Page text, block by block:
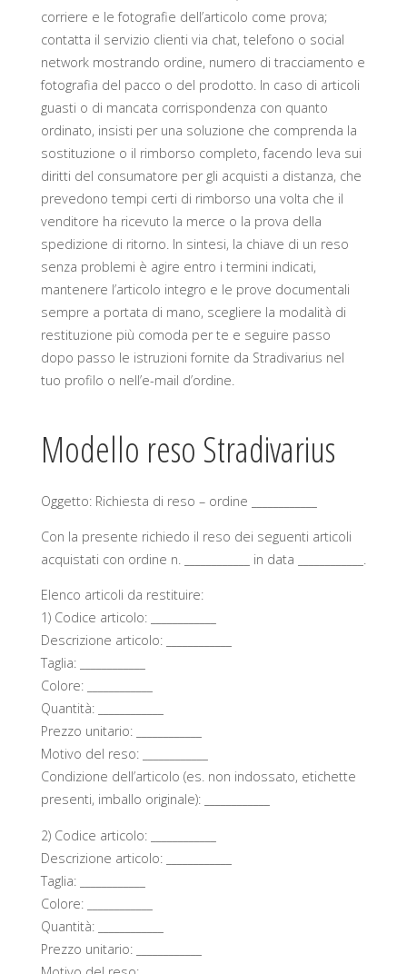
corriere e le fotografie dell’articolo come prova;
contatta il servizio clienti via chat, telefono o social
network mostrando ordine, numero di tracciamento e
fotografia del pacco o del prodotto. In caso di articoli
guasti o di mancata corrispondenza con quanto
ordinato, insisti per una soluzione che comprenda la
sostituzione o il rimborso completo, facendo leva sui
diritti del consumatore per gli acquisti a distanza, che
prevedono tempi certi di rimborso una volta che il
venditore ha ricevuto la merce o la prova della
spedizione di ritorno. In sintesi, la chiave di un reso
senza problemi è agire entro i termini indicati,
mantenere l’articolo integro e le prove documentali
sempre a portata di mano, scegliere la modalità di
restituzione più comoda per te e seguire passo
dopo passo le istruzioni fornite da Stradivarius nel
tuo profilo o nell’e-mail d’ordine.
Modello reso Stradivarius
Oggetto: Richiesta di reso – ordine ____________
Con la presente richiedo il reso dei seguenti articoli
acquistati con ordine n. ____________ in data ____________.
Elenco articoli da restituire:
1) Codice articolo: ____________
Descrizione articolo: ____________
Taglia: ____________
Colore: ____________
Quantità: ____________
Prezzo unitario: ____________
Motivo del reso: ____________
Condizione dell’articolo (es. non indossato, etichette
presenti, imballo originale): ____________
2) Codice articolo: ____________
Descrizione articolo: ____________
Taglia: ____________
Colore: ____________
Quantità: ____________
Prezzo unitario: ____________